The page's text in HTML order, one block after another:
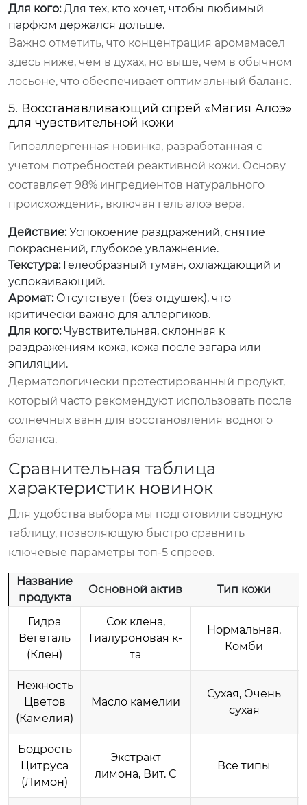
Для кого:Для тех, кто хочет, чтобы любимый
парфюм держался дольше.
Важно отметить, что концентрация аромамасел
здесь ниже, чем в духах, но выше, чем в обычном
лосьоне, что обеспечивает оптимальный баланс.
5. Восстанавливающий спрей «Магия Алоэ»
для чувствительной кожи
Гипоаллергенная новинка, разработанная с
учетом потребностей реактивной кожи. Основу
составляет 98% ингредиентов натурального
происхождения, включая гель алоэ вера.
Действие:Успокоение раздражений, снятие
покраснений, глубокое увлажнение.
Текстура:Гелеобразный туман, охлаждающий и
успокаивающий.
Аромат:Отсутствует (без отдушек), что
критически важно для аллергиков.
Для кого:Чувствительная, склонная к
раздражениям кожа, кожа после загара или
эпиляции.
Дерматологически протестированный продукт,
который часто рекомендуют использовать после
солнечных ванн для восстановления водного
баланса.
Сравнительная таблица
характеристик новинок
Для удобства выбора мы подготовили сводную
таблицу, позволяющую быстро сравнить
ключевые параметры топ-5 спреев.
Название
продукта
Основной актив Тип кожи
Гидра
Вегеталь
(Клен)
Сок клена,
Гиалуроновая к-
та
Нормальная,
Комби
Нежность
Цветов
(Камелия)
Масло камелии
Сухая, Очень
сухая
Бодрость
Цитруса
(Лимон)
Экстракт
лимона, Вит. С
Все типы